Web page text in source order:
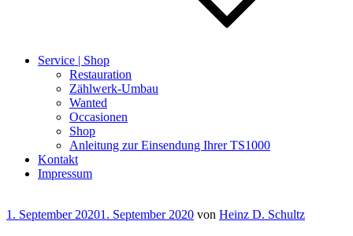
Service | Shop
Restauration
Zählwerk-Umbau
Wanted
Occasionen
Shop
Anleitung zur Einsendung Ihrer TS1000
Kontakt
Impressum
Veröffentlicht
1. September 20201. September 2020 von Heinz D. Schultz